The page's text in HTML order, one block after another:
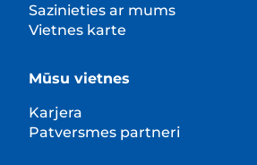
Sazinieties ar mums
Vietnes karte
Mūsu vietnes
Karjera
Patversmes partneri